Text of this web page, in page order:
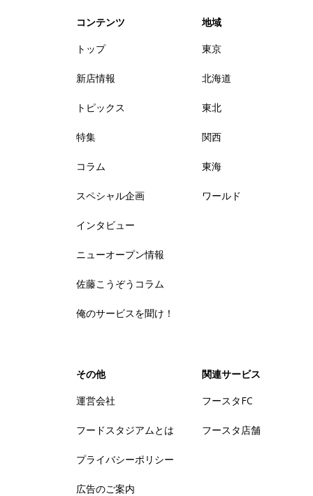
コンテンツ
トップ
新店情報
トピックス
特集
コラム
スペシャル企画
インタビュー
ニューオープン情報
佐藤こうぞうコラム
俺のサービスを聞け！
地域
東京
北海道
東北
関西
東海
ワールド
その他
運営会社
フードスタジアムとは
プライバシーポリシー
広告のご案内
関連サービス
フースタFC
フースタ店舗